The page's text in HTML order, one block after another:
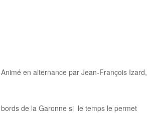
en alternance par Jean-François Izard,
de la Garonne si le temps le permet